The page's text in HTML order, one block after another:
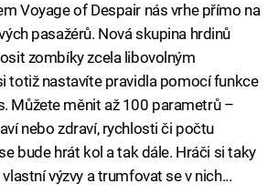
Voyage of Despair nás vrhe přímo na
pasažérů. Nová skupina hrdinů
zombíky zcela libovolným
totiž nastavíte pravidla pomocí funkce
Můžete měnit až 100 parametrů –
nebo zdraví, rychlosti či počtu
bude hrát kol a tak dále. Hráči si taky
výzvy a trumfovat se v nich...